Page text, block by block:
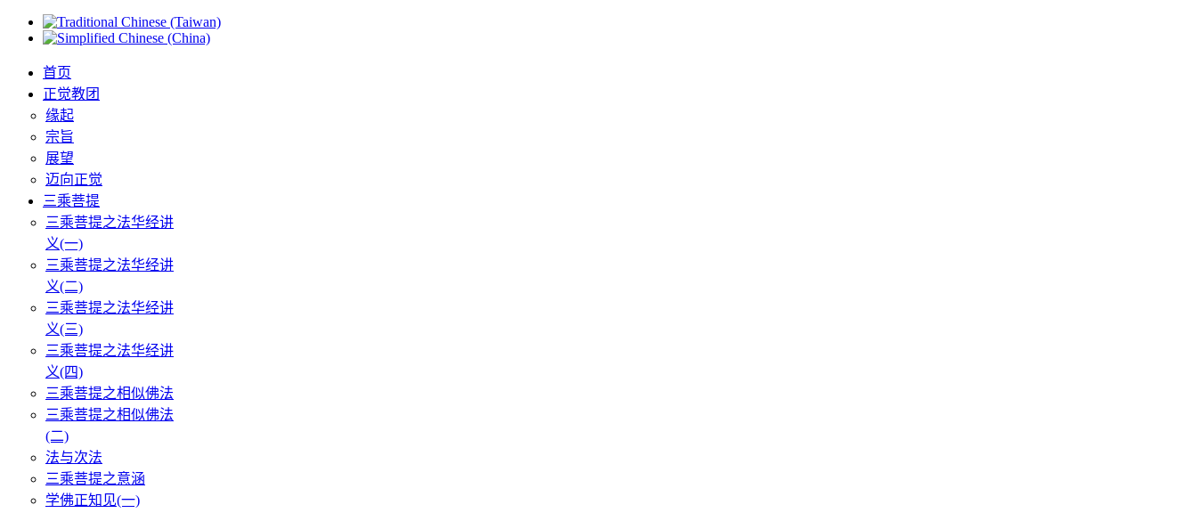
首页
正觉教团
缘起
宗旨
展望
迈向正觉
三乘菩提
三乘菩提之法华经讲
义(一)
三乘菩提之法华经讲
义(二)
三乘菩提之法华经讲
义(三)
三乘菩提之法华经讲
义(四)
三乘菩提之相似佛法
三乘菩提之相似佛法
(二)
法与次法
三乘菩提之意涵
学佛正知见(一)